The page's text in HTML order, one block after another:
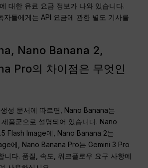
대한 유료 요금 정보가 나와 있습니다.
자들에게는 API 요금에 관한 별도 기사를
Nano Banana 2,
Pro의 차이점은 무엇인
성 문서에 따르면, Nano Banana는
품군으로 설명되어 있습니다. Nano
Flash Image에, Nano Banana 2는
에, Nano Banana Pro는 Gemini 3 Pro
니다. 품질, 속도, 워크플로우 요구 사항에